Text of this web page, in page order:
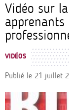
Vidéo sur
VIDÉOS
Publié le 21 juillet